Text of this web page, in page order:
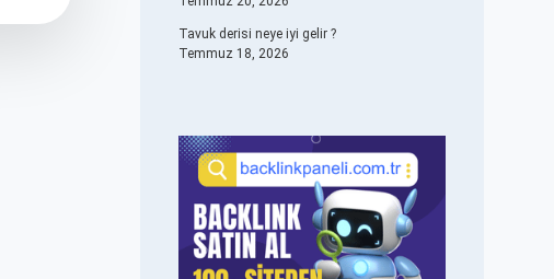
Tavuk derisi neye iyi gelir ?
Temmuz 18, 2026